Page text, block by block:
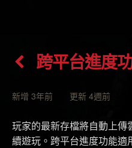
跨平台進度
新增 3年前 更新 4週前
玩家的最新存檔將自動上
續遊玩。跨平台進度功能